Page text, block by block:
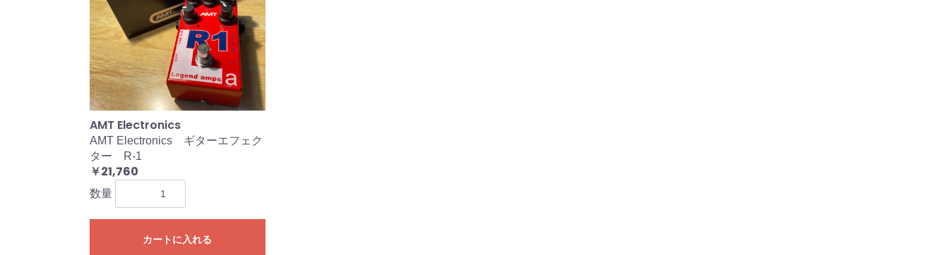
AMT Electronics
AMT Electronics ギターエフェク
ター R-1
￥21,760
数量
カートに入れる